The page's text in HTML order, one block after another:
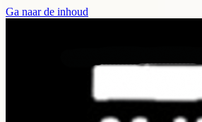
Ga naar de inhoud